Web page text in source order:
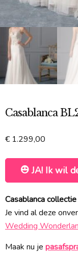
Casablanca
€1.299,00
JA! Ik wil
Casablanca
Je vind al deze
Wedding
Maak nu je